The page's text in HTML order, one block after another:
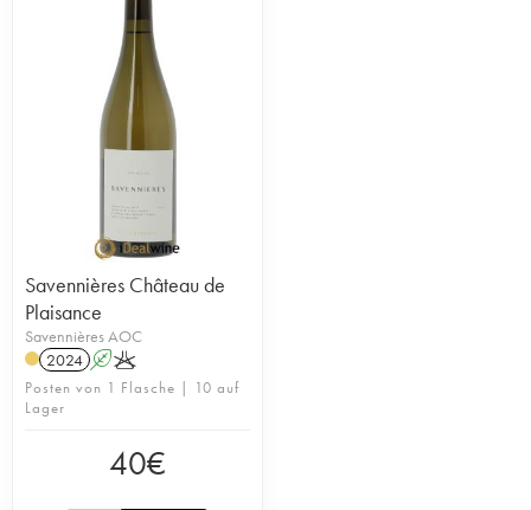
Savennières Château de
Plaisance
Savennières AOC
2024 AK
Posten von 1 Flasche | 10 auf
Lager
40€